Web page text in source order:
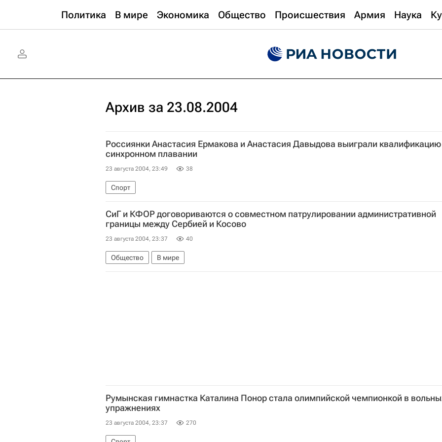
Политика В мире Экономика Общество Происшествия Армия Наука
Архив за 23.08.2004
Россиянки Анастасия Ермакова и Анастасия Давыдова выиграли
синхронном плавании
23 августа 2004, 23:49 38
Спорт
СиГ и КФОР договориваются о совместном патрулировании административной
границы между Сербией и Косово
23 августа 2004, 23:37 40
Общество В мире
Румынская гимнастка Каталина Понор стала олимпийской чемпионкой в
упражнениях
23 августа 2004, 23:37 270